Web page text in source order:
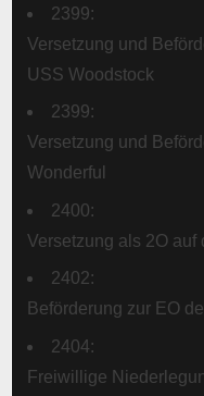
2399:
Versetzung und
USS Woodstock
2399:
Versetzung und
Wonderful
2400:
Versetzung als 2O auf
2402:
Beförderung zur EO
2404:
Freiwillige